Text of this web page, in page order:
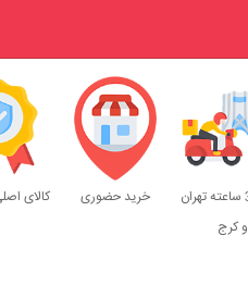
ارسال 3 ساعته تهران
و کرج
خرید حضوری کالای